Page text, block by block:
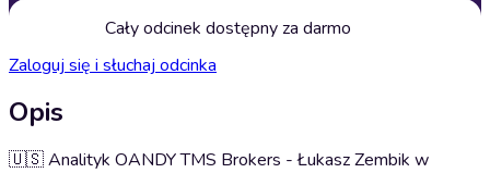
Cały odcinek dostępny za darmo
Zaloguj się i słuchaj odcinka
Opis
🇺🇸 Analityk OANDY TMS Brokers - Łukasz Zembik w